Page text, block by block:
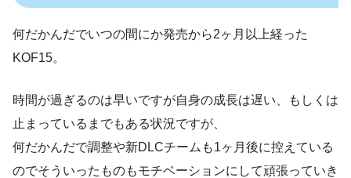
何だかんだでいつの間にか発売から2ヶ月以上経った
KOF15。
時間が過ぎるのは早いですが自身の成長は遅い、もしくは
止まっているまでもある状況ですが、
何だかんだで調整や新DLCチームも1ヶ月後に控えている
のでそういったものもモチベーションにして頑張っていき